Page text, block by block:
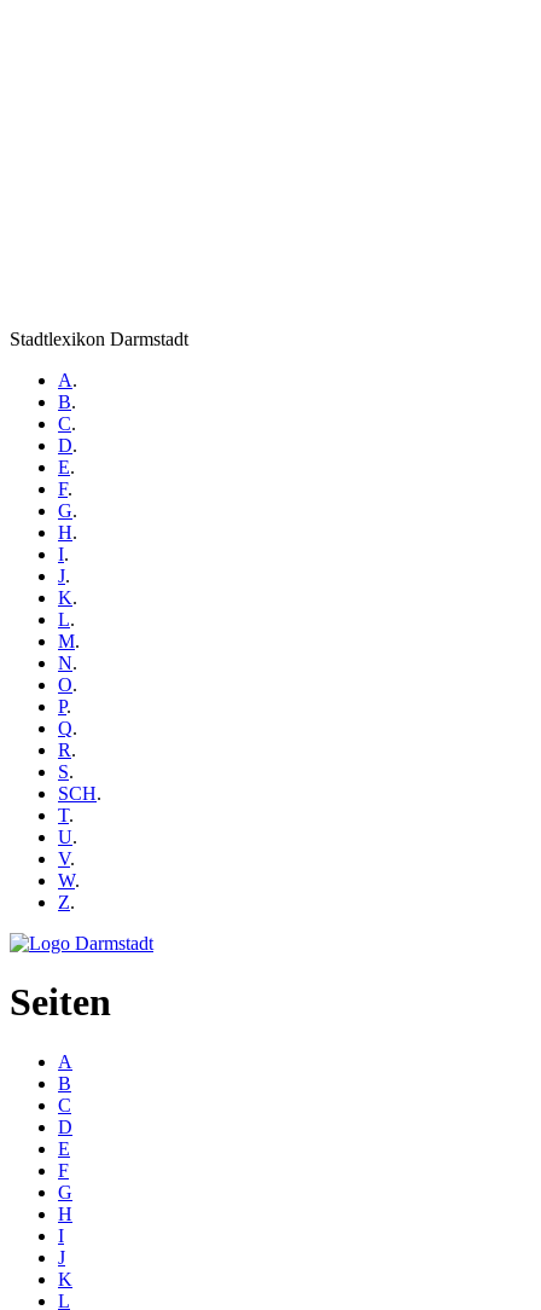
Stadtlexikon Darmstadt
A.
B.
C.
D.
E.
F.
G.
H.
I.
J.
K.
L.
M.
N.
O.
P.
Q.
R.
S.
SCH.
T.
U.
V.
W.
Z.
Seiten
A
B
C
D
E
F
G
H
I
J
K
L